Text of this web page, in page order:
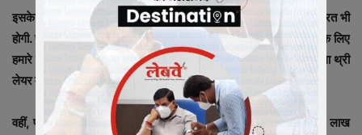
इसके अलावा, इन वेंटिलेटरों का संचालन करने के लिए हमें विशेषज्ञों की जरूरत भी
होगी. फंड तो उपलब्ध है. उन्होंने बताया कि वर्तमान में कोरोना वायरस से लड़ने के लिए
हमारे पास 29,380 पीपीई किट्स हैं. एन-95 मास्क की संख्या 1.5 लाख तथा थ्री
लेयर मास्क की संख्या 7.5 लाख है.
वहीं, प्रदेश सरकार के आंकड़े बताते हैं कि राज्य में वर्तमान में करीब 24.25 लाख